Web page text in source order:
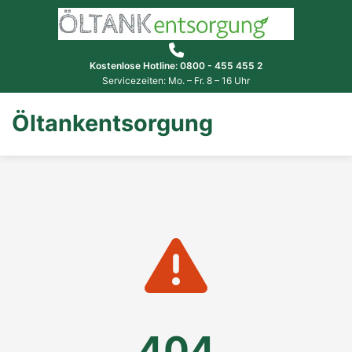
Kostenlose Hotline: 0800 - 455 455 2
Servicezeiten: Mo. – Fr. 8 – 16 Uhr
Öltankentsorgung